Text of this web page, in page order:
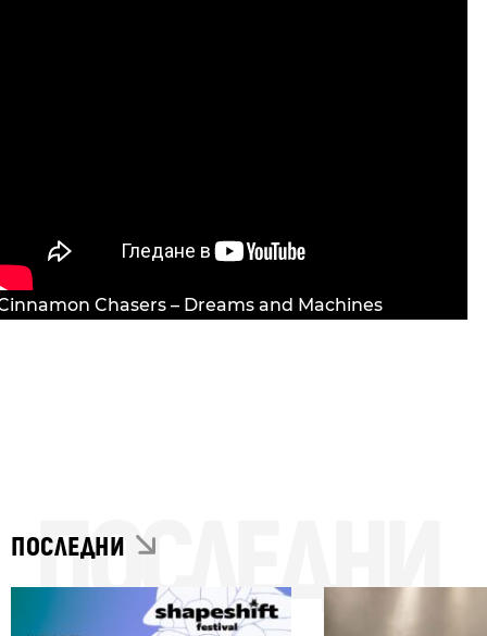
Chasers – Dreams and Machines
ПОСЛЕДНИ
ПОСЛЕДНИ